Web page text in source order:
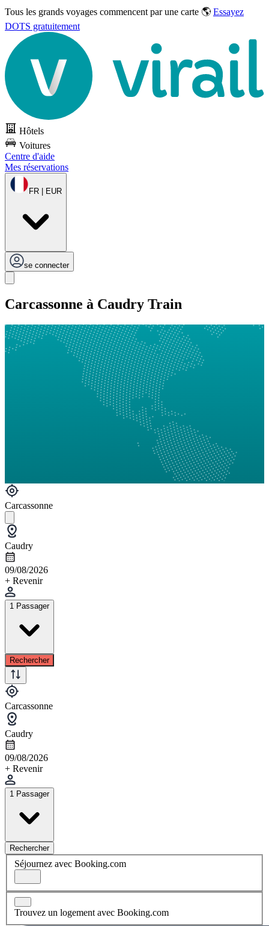
Tous les grands voyages commencent par une carte 🌎 Essayez
DOTS gratuitement
Hôtels
Voitures
Centre d'aide
Mes réservations
FR | EUR
se connecter
Carcassonne à Caudry Train
Carcassonne
Caudry
09/08/2026
+ Revenir
1 Passager
Rechercher
Carcassonne
Caudry
09/08/2026
+ Revenir
1 Passager
Rechercher
Séjournez avec Booking.com
Trouvez un logement avec Booking.com